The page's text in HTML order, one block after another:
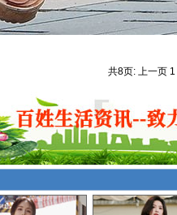
共8页: 上一页 1